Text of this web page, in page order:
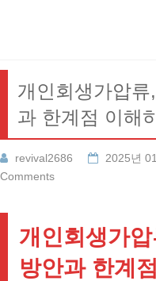
개인회생가압
과 한계점 이해
revival2686 2025년
Comments
개인회생가
방안과 한계